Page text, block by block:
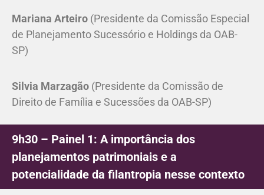
Mariana Arteiro (Presidente da Comissão Especial
de Planejamento Sucessório e Holdings da OAB-
SP)
Silvia Marzagão (Presidente da Comissão de
Direito de Família e Sucessões da OAB-SP)
9h30 – Painel 1: A importância dos
planejamentos patrimoniais e a
potencialidade da filantropia nesse contexto